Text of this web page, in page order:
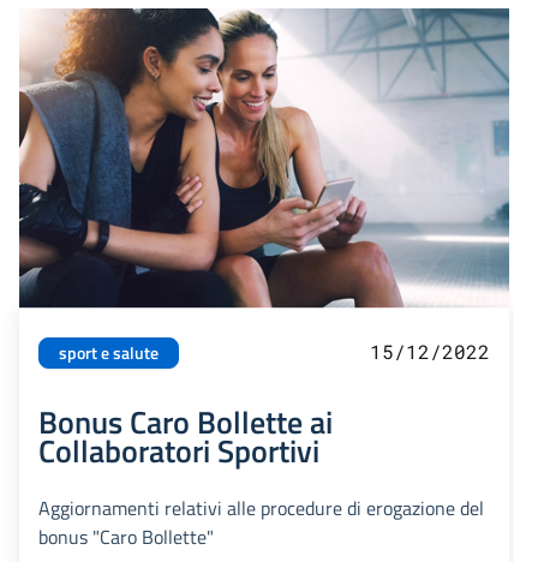
sport e salute 15/12/2022
Bonus Caro Bollette ai
Collaboratori Sportivi
Aggiornamenti relativi alle procedure di erogazione del
bonus "Caro Bollette"